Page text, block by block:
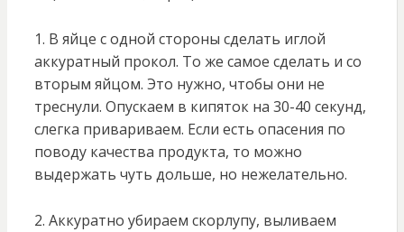
1. В яйце с одной стороны сделать иглой
аккуратный прокол. То же самое сделать и со
вторым яйцом. Это нужно, чтобы они не
треснули. Опускаем в кипяток на 30-40 секунд,
слегка привариваем. Если есть опасения по
поводу качества продукта, то можно
выдержать чуть дольше, но нежелательно.
2. Аккуратно убираем скорлупу, выливаем